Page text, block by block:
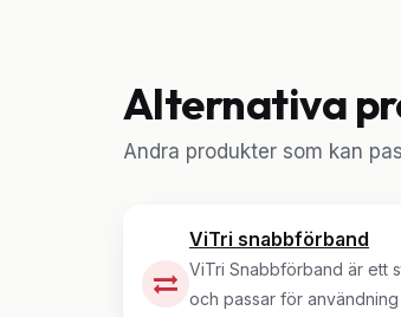
Alternativa
Andra produkter som kan
ViTri snabbförband
ViTri Snabbförband är ett
och passar för